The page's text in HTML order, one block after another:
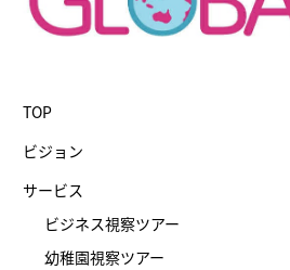
TOP
ビジョン
サービス
ビジネス視察ツアー
幼稚園視察ツアー